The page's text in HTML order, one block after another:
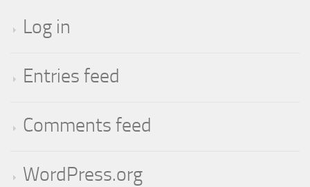
Log in
Entries feed
Comments feed
WordPress.org